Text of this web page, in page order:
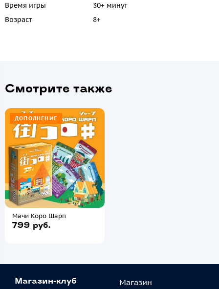
Время игры
30+ минут
Возраст
8+
Смотрите также
ДОПОЛНЕНИЕ
Мачи Коро Шарп
799 руб.
Магазин-клуб
Магазин